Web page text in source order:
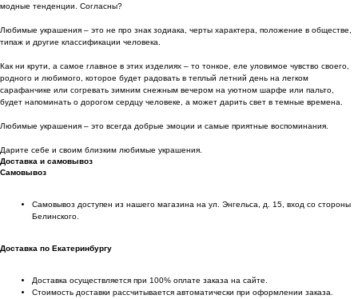
модные тенденции. Согласны?
Любимые украшения – это не про знак зодиака, черты характера, положение в обществе,
типаж и другие классификации человека.
Как ни крути, а самое главное в этих изделиях – то тонкое, еле уловимое чувство своего,
родного и любимого, которое будет радовать в теплый летний день на легком
сарафанчике или согревать зимним снежным вечером на уютном шарфе или пальто,
будет напоминать о дорогом сердцу человеке, а может дарить свет в темные времена.
Любимые украшения – это всегда добрые эмоции и самые приятные воспоминания.
Дарите себе и своим близким любимые украшения.
Доставка и самовывоз
Самовывоз
Самовывоз доступен из нашего магазина на ул. Энгельса, д. 15, вход со стороны
Белинского.
Доставка по Екатеринбургу
Доставка осуществляется при 100% оплате заказа на сайте.
Стоимость доставки рассчитывается автоматически при оформлении заказа.